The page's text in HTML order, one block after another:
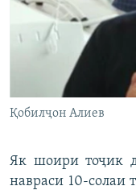
Қобилҷон Алиев
Як шоири тоҷик
навраси 10-